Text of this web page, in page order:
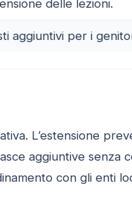
delle lezioni.
aggiuntivi per i
L’estensione
aggiuntive senza
con gli enti